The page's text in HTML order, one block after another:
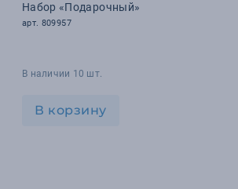
Набор «Подарочный»
арт. 809957
В наличии 10 шт.
В корзину